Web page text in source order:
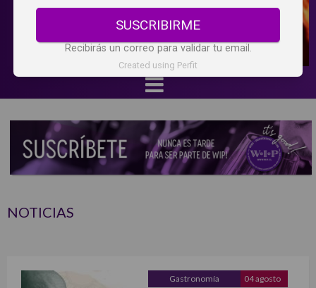
NOTICIAS
Gastronomía 04 agosto
SUSCRIBIRME
Recibirás un correo para validar tu email.
Created using Perfit